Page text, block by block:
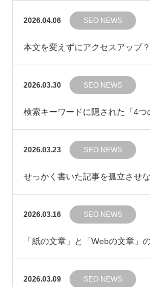
果の“その先”を提示するライティ
2026.04.06 SEO NEWS
本文を変えずにアクセスアップ
「タイトル修正」3つのポイント
2026.03.30 SEO NEWS
検索キーワードに隠された「4
ンネを見抜く検索意図の基本
2026.03.23 SEO NEWS
せっかく書いた記事を孤立させ
る「内部リンク」の自然な繋ぎ方
2026.03.16 SEO NEWS
「紙の文章」と「Webの文章」
れるWeb記事の鉄則
2026.03.09 SEO NEWS